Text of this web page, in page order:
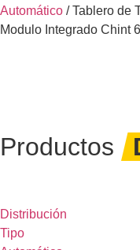
Automático / Tablero de
Modulo Integrado Chint
Productos
Distribución
Tipo